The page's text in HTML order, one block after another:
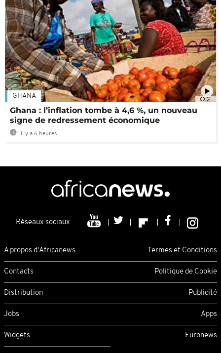
00:51
GHANA
Ghana : l’inflation tombe à 4,6 %, un nouveau
signe de redressement économique
Il y a 6 heures
Réseaux sociaux
A propos d'Africanews Termes et Conditions
Contacts Politique de Cookie
Distribution Publicité
Jobs Apps
Widgets Euronews